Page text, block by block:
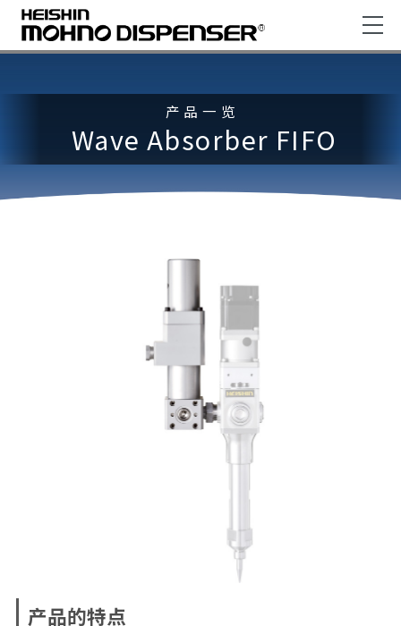
产品一览
Wave Absorber FIFO
产品的特点